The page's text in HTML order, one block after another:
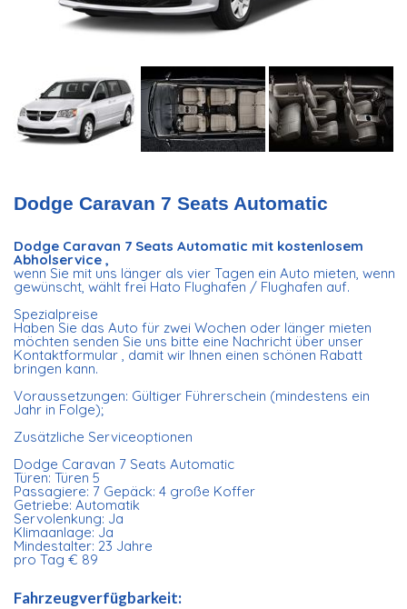
Dodge Caravan 7 Seats Automatic
Dodge Caravan 7 Seats Automatic​ mit kostenlosem
Abholservice ,
wenn Sie mit uns länger als vier Tagen ein Auto mieten, wenn
gewünscht, wählt frei Hato Flughafen / Flughafen auf.
Spezialpreise
Haben Sie das Auto für zwei Wochen oder länger mieten
möchten senden Sie uns bitte eine Nachricht über unser
Kontaktformular , damit wir Ihnen einen schönen Rabatt
bringen kann.
Voraussetzungen: Gültiger Führerschein (mindestens ein
Jahr in Folge);
Zusätzliche Serviceoptionen
Dodge Caravan 7 Seats Automatic
Türen: Türen 5
Passagiere: 7 Gepäck: 4 große Koffer
Getriebe: Automatik
Servolenkung: Ja
Klimaanlage: Ja
Mindestalter: 23 Jahre
pro Tag € 89
Fahrzeugverfügbarkeit: